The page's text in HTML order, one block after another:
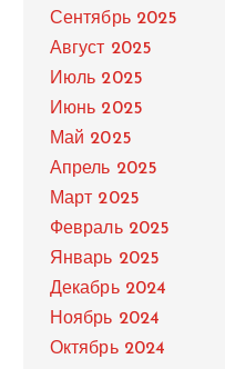
Сентябрь 2025
Август 2025
Июль 2025
Июнь 2025
Май 2025
Апрель 2025
Март 2025
Февраль 2025
Январь 2025
Декабрь 2024
Ноябрь 2024
Октябрь 2024